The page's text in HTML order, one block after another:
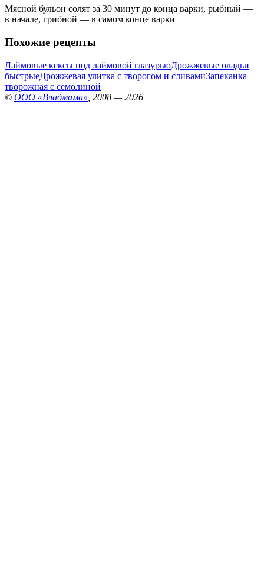
Мясной бульон солят за 30 минут до конца варки, рыбный —
в начале, грибной — в самом конце варки
Похожие рецепты
Лаймовые кексы под лаймовой глазурьюДрожжевые оладьи
быстрыеДрожжевая улитка с творогом и сливамиЗапеканка
творожная с семолиной
© ООО «Владмама» , 2008 — 2026